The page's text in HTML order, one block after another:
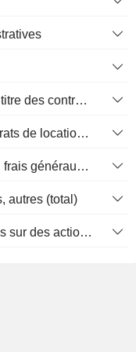
Charges d'intérêts imputées au titre des contrats de location
Amortissement imputé des contrats de location simple
Rémunération à base d'actions, frais généraux et administratifs (total)
autres (total)
Total des rémunérations fondées sur des actions